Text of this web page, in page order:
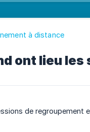
à distance
ont lieu
de regroupement